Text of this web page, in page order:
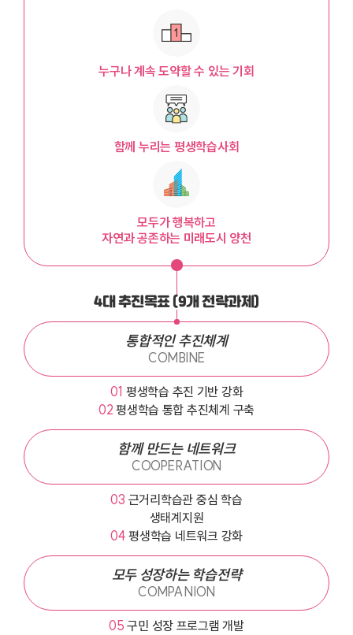
누구나계속 도약할 수 있는 기회
함께 누리는 평생학습사회
모두가 행복하고
자연과 공존하는 미래도시 양천
4대 추진목표 (9개 전략과제)
통합적인 추진체계
COMBINE
01 평생학습 추진 기반 강화
02 평생학습 통합 추진체계 구축
함께 만드는 네트워크
COOPERATION
03 근거리학습관 중심 학습
생태계지원
04 평생학습 네트워크 강화
모두 성장하는 학습전략
COMPANION
05 구민 성장 프로그램 개발